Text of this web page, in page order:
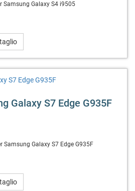
Samsung Galaxy S4 i9505
Galaxy S7 Edge G935F
Samsung Galaxy S7 Edge G935F